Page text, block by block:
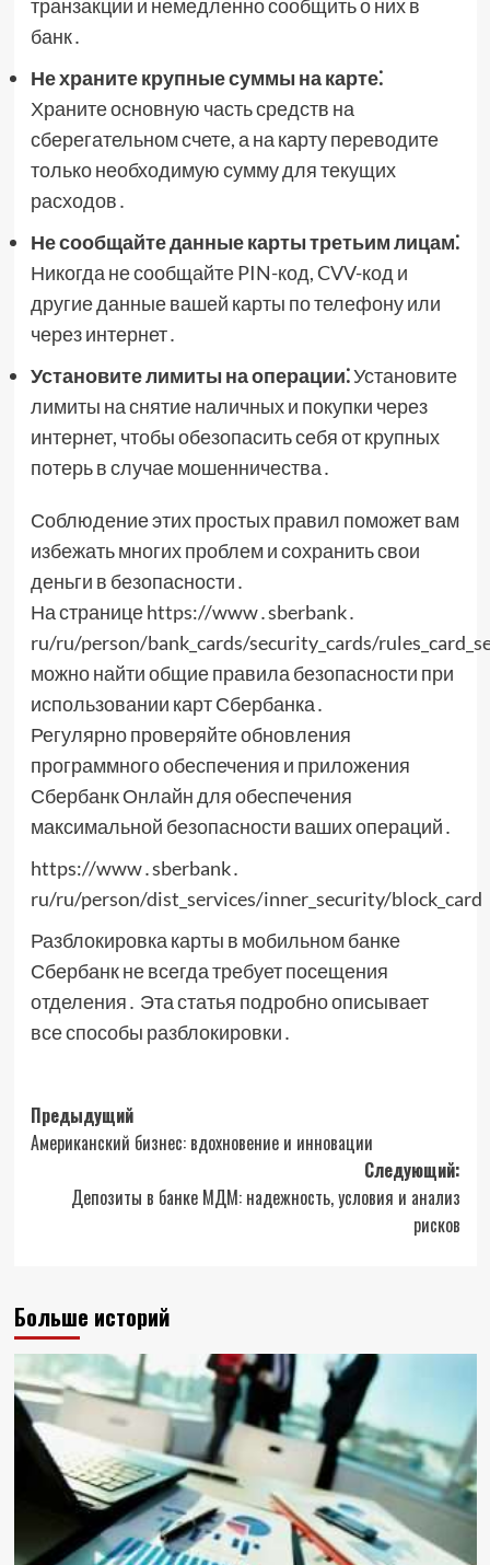
транзакции и немедленно сообщить о них в
банк․
Не храните крупные суммы на карте⁚
Храните основную часть средств на
сберегательном счете, а на карту переводите
только необходимую сумму для текущих
расходов․
Не сообщайте данные карты третьим лицам⁚
Никогда не сообщайте PIN-код, CVV-код и
другие данные вашей карты по телефону или
через интернет․
Установите лимиты на операции⁚Установите
лимиты на снятие наличных и покупки через
интернет, чтобы обезопасить себя от крупных
потерь в случае мошенничества․
Соблюдение этих простых правил поможет вам
избежать многих проблем и сохранить свои
деньги в безопасности․
На странице https://www․sberbank․
ru/ru/person/bank_cards/security_cards/
можно найти общие правила безопасности при
использовании карт Сбербанка․
Регулярно проверяйте обновления
программного обеспечения и приложения
Сбербанк Онлайн для обеспечения
максимальной безопасности ваших операций․
https://www․sberbank․
ru/ru/person/dist_services/inner_security/block_card
Разблокировка карты в мобильном банке
Сбербанк не всегда требует посещения
отделения․ Эта статья подробно описывает
все способы разблокировки․
Навигация
записи
Предыдущий
Американский бизнес: вдохновение и инновации
Следующий:
Депозиты в банке МДМ: надежность, условия и анализ
рисков
Больше историй